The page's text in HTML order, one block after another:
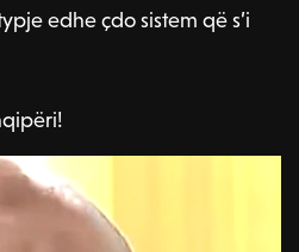
edhe çdo sistem që s’i